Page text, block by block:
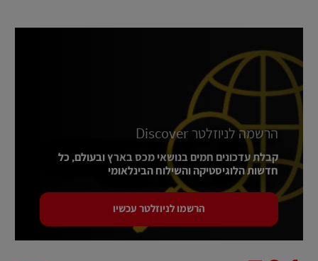
הרשמה לניוזלטר Discover
קבלת עדכונים חמים בנושאי מכס בארץ ובעולם, כל
חדשות הלוגיסטיקה והשילוח הבינלאומי
הרשמו לניוזלטר עכשיו